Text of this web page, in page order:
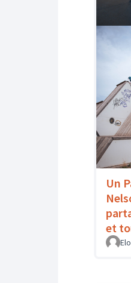
Un
et